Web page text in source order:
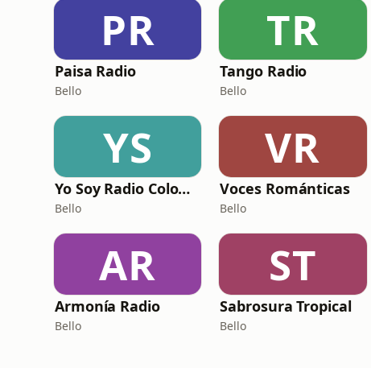
PR
Paisa Radio
Bello
TR
Tango Radio
Bello
YS
Yo Soy Radio Colombia - Dance Festival
Bello
VR
Voces Románticas
Bello
AR
Armonía Radio
Bello
ST
Sabrosura Tropical
Bello